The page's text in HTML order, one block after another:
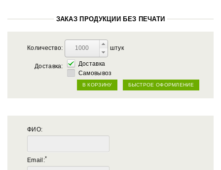
ЗАКАЗ ПРОДУКЦИИ БЕЗ ПЕЧАТИ
Количество: штук
Доставка:
Доставка
Самовывоз
В КОРЗИНУ БЫСТРОЕ ОФОРМЛЕНИЕ
ФИО:
Email:*